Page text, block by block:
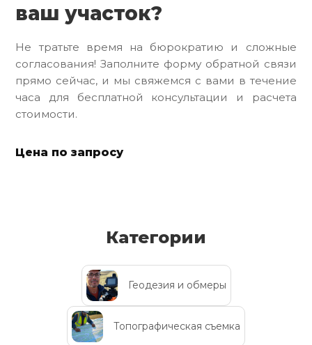
ваш участок?
Не тратьте время на бюрократию и сложные
согласования! Заполните форму обратной связи
прямо сейчас, и мы свяжемся с вами в течение
часа для бесплатной консультации и расчета
стоимости.
Цена по запросу
Категории
Геодезия и обмеры
Топографическая съемка